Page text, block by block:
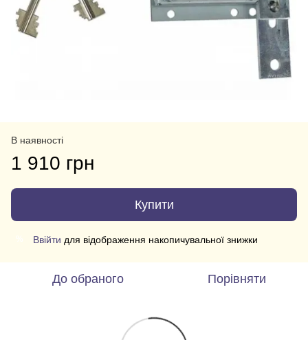
В наявності
1 910 грн
Купити
Ввійти для відображення накопичувальної знижки
До обраного Порівняти